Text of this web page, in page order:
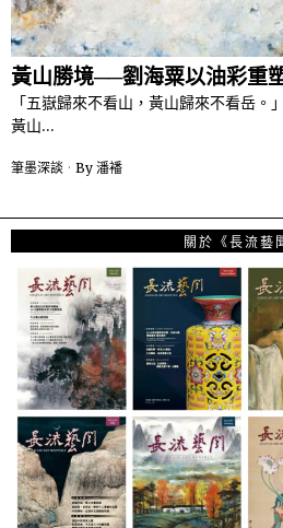
黃山勝境──劉海粟以油彩重
「五嶽歸來不看山，黃山歸來不看岳。
黃山…
筆墨深談 By 潘襎
關於《長流藝